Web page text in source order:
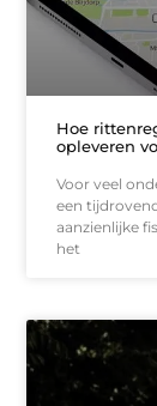
Hoe
opleveren
Voor veel
een
aanzienlijke
het